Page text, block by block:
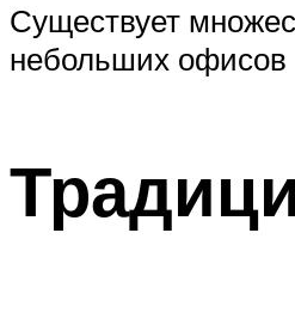
Существует
небольших офисов